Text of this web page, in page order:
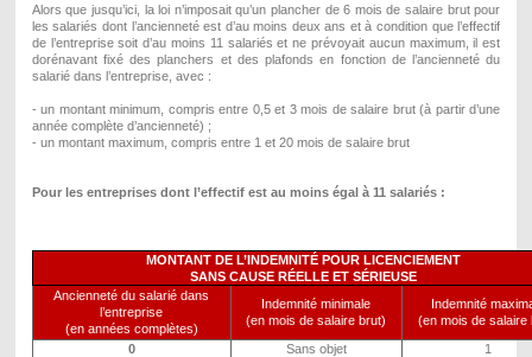
Alors que jusqu’ici, la loi n’imposait qu’un plancher de 6 mois de salaire brut pour
les salariés dont l’ancienneté est d’au moins deux ans et à condition que l’effectif
de l’entreprise soit d’au moins 11 salariés et ne prévoyait aucun maximum, il est
dorénavant fixé des planchers et des plafonds en fonction de l’ancienneté du
salarié dans l’entreprise, avec :
- un montant minimum, compris entre 0,5 et 3 mois de salaire brut (à partir d’une
année complète d’ancienneté) ;
- un montant maximum, compris entre 1 et 20 mois de salaire brut
Pour les entreprises dont l’effectif est au moins égal à 11 salariés :
MONTANT DE L’INDEMNITÉ POUR LICENCIEMENT
SANS CAUSE RÉELLE ET SÉRIEUSE
Ancienneté du salarié dans
l’entreprise
(en années complètes)
Indemnité minimale
(en mois de salaire brut)
Indemnité
(en mois de salaire
0
Sans objet 1